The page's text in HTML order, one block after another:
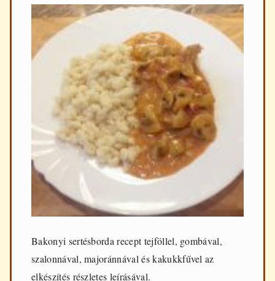
Bakonyi sertésborda recept tejföllel, gombával,
szalonnával, majoránnával és kakukkfűvel az
elkészítés részletes leírásával.